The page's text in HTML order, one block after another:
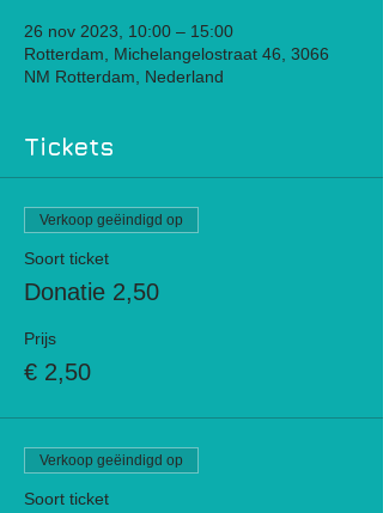
26 nov 2023, 10:00 – 15:00
Rotterdam, Michelangelostraat 46, 3066
NM Rotterdam, Nederland
Tickets
Verkoop geëindigd op
Soort ticket
Donatie 2,50
Prijs
€ 2,50
Verkoop geëindigd op
Soort ticket